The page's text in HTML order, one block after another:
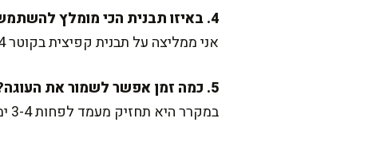
4. באיזו תבנית הכי מומלץ להשתמש?
אני ממליצה על תבנית קפיצית בקוטר 24 ס"מ. זה יקל על החילוץ של העוגה מהמעטפת, במיוחד אחרי שהיא התייצבה.
5. כמה זמן אפשר לשמור את העוגה?
במקרר היא תחזיק מעמד לפחות 3-4 ימים. שימו לב שהיא מכוסה היטב בניילון נצמד כדי שלא תספוג ריחות מהמקרר.